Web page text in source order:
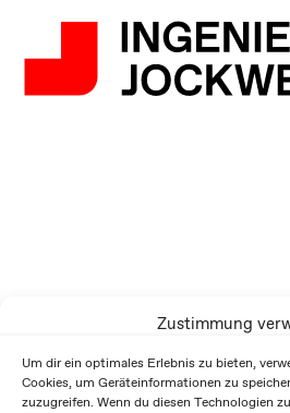
Zustimmung
Um dir ein optimales Erlebnis zu bieten,
Cookies, um Geräteinformationen zu
zuzugreifen. Wenn du diesen Technologien